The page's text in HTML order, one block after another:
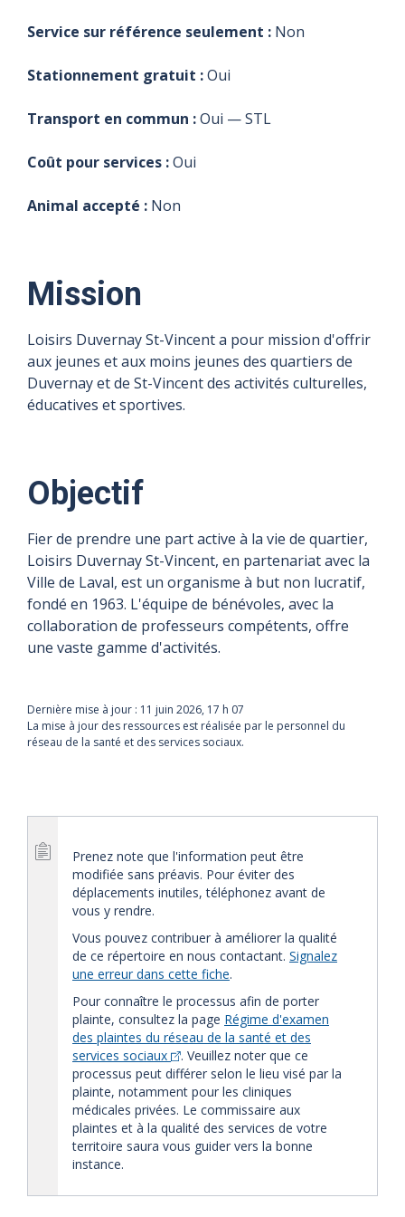
Service sur référence seulement : Non
Stationnement gratuit :Oui
Transport en commun :Oui — STL
Coût pour services :Oui
Animal accepté : Non
Mission
Loisirs Duvernay St-Vincent a pour mission d'offrir
aux jeunes et aux moins jeunes des quartiers de
Duvernay et de St-Vincent des activités culturelles,
éducatives et sportives.
Objectif
Fier de prendre une part active à la vie de quartier,
Loisirs Duvernay St-Vincent, en partenariat avec la
Ville de Laval, est un organisme à but non lucratif,
fondé en 1963. L'équipe de bénévoles, avec la
collaboration de professeurs compétents, offre
une vaste gamme d'activités.
Dernière mise à jour : 11 juin 2026, 17 h 07
La mise à jour des ressources est réalisée par le personnel du
réseau de la santé et des services sociaux.
Prenez note que l'information peut être
modifiée sans préavis. Pour éviter des
déplacements inutiles, téléphonez avant de
vous y rendre.
Vous pouvez contribuer à améliorer la qualité
de ce répertoire en nous contactant. Signalez
une erreur dans cette fiche.
Pour connaître le processus afin de porter
plainte, consultez la page Régime d'examen
des plaintes du réseau de la santé et des
services sociaux
. Veuillez noter que ce
processus peut différer selon le lieu visé par la
plainte, notamment pour les cliniques
médicales privées. Le commissaire aux
plaintes et à la qualité des services de votre
territoire saura vous guider vers la bonne
instance.